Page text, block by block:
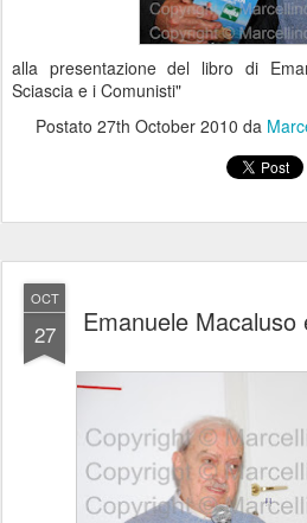
alla presentazione del libro di
Sciascia e i Comunisti"
Postato 27th October 2010 da
OCT
27 Emanuele